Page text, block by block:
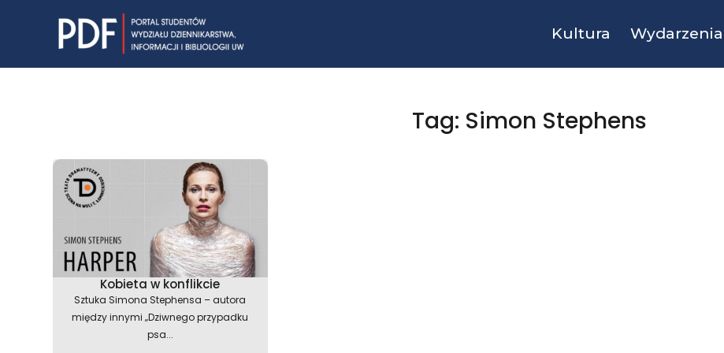
Kultura Wydarzenia
Tag: Simon Stephens
Kobieta w konflikcie
Sztuka Simona Stephensa – autora
między innymi „Dziwnego przypadku
psa...